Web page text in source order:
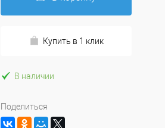
Купить в 1 клик
В наличии
Поделиться